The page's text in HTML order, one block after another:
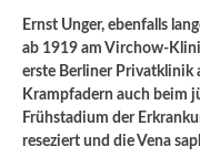
Ernst Unger, ebenfalls
ab 1919 am Virchow-
erste Berliner Privatklinik
Krampfadern auch beim
Frühstadium der
reseziert und die Vena